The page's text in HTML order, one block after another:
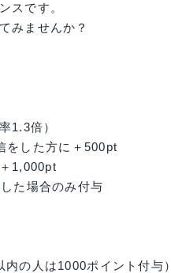
スです。
みませんか？
1.3倍）
をした方に＋500pt
1,000pt
た場合のみ付与
の人は1000ポイント付与）